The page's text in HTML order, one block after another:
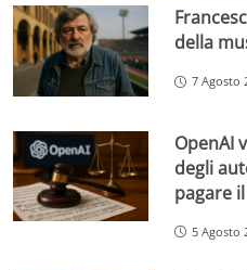
della
7 Agosto
OpenAI
degli
pagare
5 Agosto